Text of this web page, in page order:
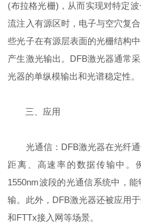
(布拉格光栅)，从而实现对特定
流注入有源区时，电子与空穴复
些光子在有源层表面的光栅结构
产生激光输出。DFB激光器通常
光器的单纵模输出和光谱稳定性。
三、应用
光通信：DFB激光器在光纤通
距离、高速率的数据传输中。
1550nm波段的光通信系统中，
输。此外，DFB激光器还被应用
和FTTx接入网等场景。